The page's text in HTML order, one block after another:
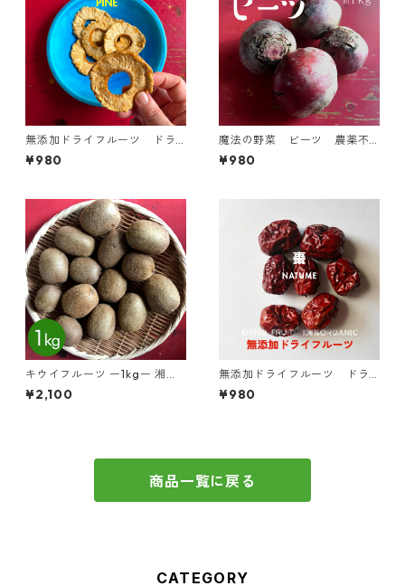
無添加ドライフルーツ ドラ
イパイン 60g
¥980
魔法の野菜 ビーツ 農薬不
使用 湘南産 ー約1kgー 規
格外
¥980
キウイフルーツ ー1kgー 湘南
産 「ヘイワード」
¥2,100
無添加ドライフルーツ ドラ
イナツメ 70g
¥980
商品一覧に戻る
CATEGORY